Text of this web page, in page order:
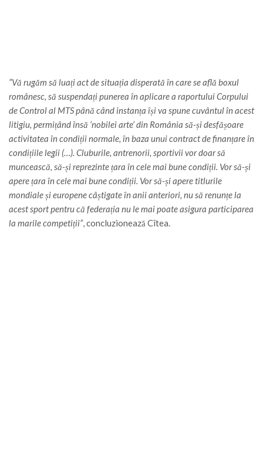
”Vă rugăm să luați act de situația disperată în care se află boxul
românesc, să suspendați punerea în aplicare a raportului Corpului
de Control al MTS până când instanța își va spune cuvântul în acest
litigiu, permițând însă ‘nobilei arte’ din România să-și desfășoare
activitatea în condiții normale, în baza unui contract de finanțare în
condițiile legii (…). Cluburile, antrenorii, sportivii vor doar să
muncească, să-și reprezinte țara în cele mai bune condiții. Vor să-și
apere țara în cele mai bune condiții. Vor să-și apere titlurile
mondiale și europene câștigate în anii anteriori, nu să renunțe la
acest sport pentru că federația nu le mai poate asigura participarea
la marile competiții”, concluzionează Cîtea.